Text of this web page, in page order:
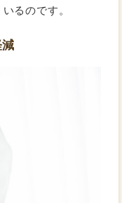
るのです。